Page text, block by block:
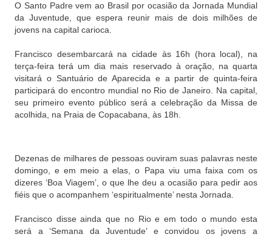
O Santo Padre vem ao Brasil por ocasião da Jornada Mundial
da Juventude, que espera reunir mais de dois milhões de
jovens na capital carioca.
Francisco desembarcará na cidade às 16h (hora local), na
terça-feira terá um dia mais reservado à oração, na quarta
visitará o Santuário de Aparecida e a partir de quinta-feira
participará do encontro mundial no Rio de Janeiro. Na capital,
seu primeiro evento público será a celebração da Missa de
acolhida, na Praia de Copacabana, às 18h.
Dezenas de milhares de pessoas ouviram suas palavras neste
domingo, e em meio a elas, o Papa viu uma faixa com os
dizeres ‘Boa Viagem’, o que lhe deu a ocasião para pedir aos
fiéis que o acompanhem ‘espiritualmente’ nesta Jornada.
Francisco disse ainda que no Rio e em todo o mundo esta
será a ‘Semana da Juventude’ e convidou os jovens a